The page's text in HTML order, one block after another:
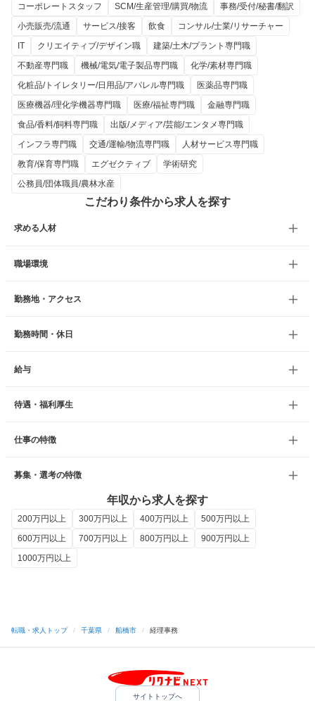
コーポレートスタッフ
SCM/生産管理/購買/物流
事務/受付/秘書/翻訳
小売販売/流通
サービス/接客 飲食
コンサル/士業/リサーチャー
IT
クリエイティブ/デザイン職
建築/土木/プラント専門職
不動産専門職
機械/電気/電子製品専門職
化学/素材専門職
化粧品/トイレタリー/日用品/アパレル専門職
医薬品専門職
医療機器/理化学機器専門職
医療/福祉専門職
金融専門職
食品/香料/飼料専門職
出版/メディア/芸能/エンタメ専門職
インフラ専門職
交通/運輸/物流専門職
人材サービス専門職
教育/保育専門職
エグゼクティブ
学術研究
公務員/団体職員/農林水産
こだわり条件から求人を探す
求める人材
職場環境
勤務地・アクセス
勤務時間・休日
給与
待遇・福利厚生
仕事の特徴
募集・選考の特徴
年収から求人を探す
200万円以上 300万円以上 400万円以上
500万円以上
600万円以上
700万円以上 800万円以上
900万円以上
1000万円以上
転職・求人トップ / 千葉県 / 船橋市 / 経理事務
サイトトップへ